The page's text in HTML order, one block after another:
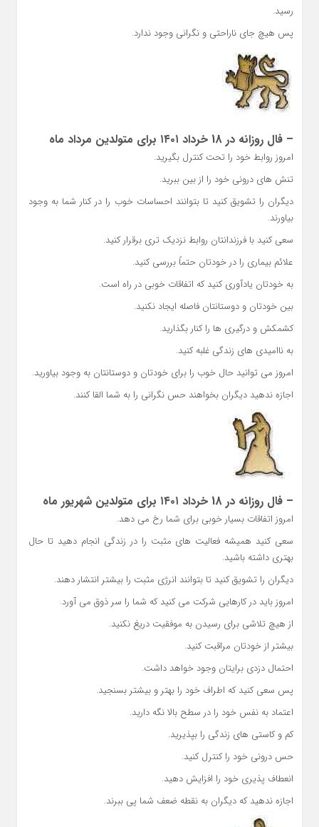
رسید.
پس هیچ جای ناراحتی و نگرانی وجود ندارد.
– فال روزانه در 18 خرداد ۱۴۰۱ برای متولدین مرداد ماه
امروز روابط خود را تحت کنترل بگیرید.
تنش های درونی خود را از بین ببرید.
دیگران را تشویق کنید تا بتوانند احساسات خوب را در کنار شما به وجود
بیاورند.
سعی کنید با فرزندانتان روابط نزدیک تری برقرار کنید.
علائم بیماری را در خودتان حتماً بررسی کنید.
به خودتان یادآوری کنید که اتفاقات خوبی در راه است.
بین خودتان و دوستانتان فاصله ایجاد نکنید.
کشمکش و درگیری ها را کنار بگذارید.
به ناامیدی های زندگی غلبه کنید.
امروز می توانید حال خوب را برای خودتان و دوستانتان به وجود بیاورید.
اجازه ندهید دیگران بخواهند حس نگرانی را به شما القا کنند.
– فال روزانه در 18 خرداد ۱۴۰۱ برای متولدین شهریور ماه
امروز اتفاقات بسیار خوبی برای شما رخ می دهد.
سعی کنید همیشه فعالیت های مثبت را در زندگی انجام دهید تا حال
بهتری داشته باشید.
دیگران را تشویق کنید تا بتوانند انرژی مثبت را بیشتر انتشار دهند.
امروز باید در کارهایی شرکت می کنید که شما را سر ذوق می آورد.
از هیچ تلاشی برای رسیدن به موفقیت دریغ نکنید.
بیشتر از خودتان مراقبت کنید.
احتمال دزدی برایتان وجود خواهد داشت.
پس سعی کنید که اطراف خود را بهتر و بیشتر بسنجید.
اعتماد به نفس خود را در سطح بالا نگه دارید.
کم و کاستی های زندگی را بپذیرید.
حس درونی خود را کنترل کنید.
انعطاف پذیری خود را افزایش دهید.
اجازه ندهید که دیگران به نقطه ضعف شما پی ببرند.